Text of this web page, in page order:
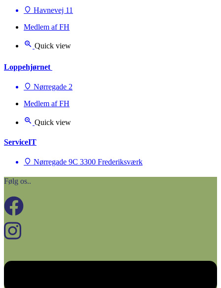
Havnevej 11
Medlem af FH
Quick view
Loppehjørnet
Nørregade 2
Medlem af FH
Quick view
ServiceIT
Nørregade 9C 3300 Frederiksværk
Følg os..